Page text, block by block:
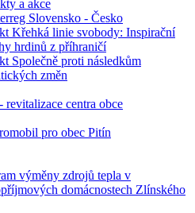
a akce
Slovensko - Česko
Křehká linie svobody: Inspirační
hrdinů z příhraničí
Společně proti následkům
změn
revitalizace centra obce
pro obec Pitín
výměny zdrojů tepla v
domácnostech Zlínského